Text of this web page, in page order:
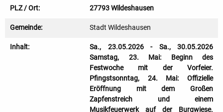
PLZ / Ort: 27793 Wildeshausen
Gemeinde: Stadt Wildeshausen
Inhalt:
Sa., 23.05.2026 - Sa., 30.05.2026
Samstag, 23. Mai: Beginn des
Festwoche mit der Vorfeier.
Pfingstsonntag, 24. Mai: Offizielle
Eröffnung mit dem Großen
Zapfenstreich und einem
Musikfeuerwerk auf der Burgwiese.